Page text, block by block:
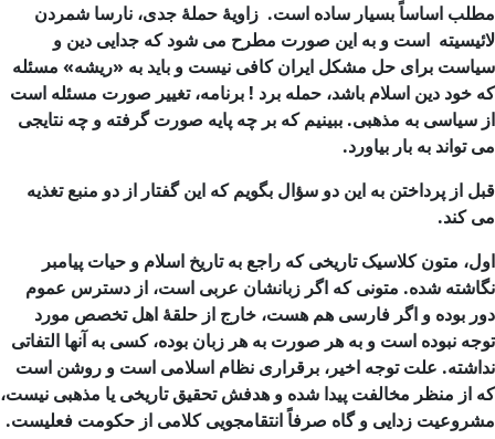
مطلب اساساً بسیار ساده است. زاویۀ حملۀ جدی، نارسا شمردن
لائیسیته است و به این صورت مطرح می شود که جدایی دین و
سیاست برای حل مشکل ایران کافی نیست و باید به «ریشه» مسئله
که خود دین اسلام باشد، حمله برد ! برنامه، تغییر صورت مسئله است
از سیاسی به مذهبی. ببینیم که بر چه پایه صورت گرفته و چه نتایجی
می تواند به بار بیاورد.
قبل از پرداختن به این دو سؤال بگویم که این گفتار از دو منبع تغذیه
می کند.
اول، متون کلاسیک تاریخی که راجع به تاریخ اسلام و حیات پیامبر
نگاشته شده. متونی که اگر زبانشان عربی است، از دسترس عموم
دور بوده و اگر فارسی هم هست، خارج از حلقۀ اهل تخصص مورد
توجه نبوده است و به هر صورت به هر زبان بوده، کسی به آنها التفاتی
نداشته. علت توجه اخیر، برقراری نظام اسلامی است و روشن است
که از منظر مخالفت پیدا شده و هدفش تحقیق تاریخی یا مذهبی نیست،
مشروعیت زدایی و گاه صرفاً انتقامجویی کلامی از حکومت فعلیست.